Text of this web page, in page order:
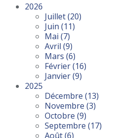
2026
Juillet(20)
Juin (11)
Mai (7)
Avril (9)
Mars (6)
Février(16)
Janvier(9)
2025
Décembre (13)
Novembre (3)
Octobre (9)
Septembre (17)
Août(6)